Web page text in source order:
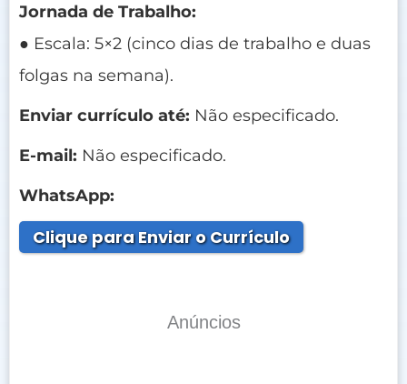
Jornada de Trabalho:
● Escala: 5×2 (cinco dias de trabalho e duas
folgas na semana).
Enviar currículo até: Não especificado.
E-mail: Não especificado.
WhatsApp:
Clique para Enviar o Currículo
Anúncios